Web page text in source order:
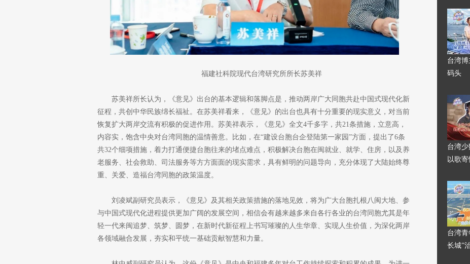
福建社科院现代台湾研究所所长苏美祥
苏美祥所长认为，《意见》出台的基本逻辑和落脚点是，推动两岸广大同胞共赴中国式现代化新
征程，共创中华民族绵长福祉。在苏美祥看来，《意见》的出台也具有十分重要的现实意义，对当前
恢复扩大两岸交流有积极的促进作用。苏美祥表示，《意见》全文4千多字，共21条措施，立意高，
内容实，饱含中央对台湾同胞的温情善意。比如，在“建设台胞台企登陆第一家园”方面，提出了6条
共32个细项措施，着力打通便捷台胞往来的堵点难点，积极解决台胞在闽就业、就学、住房，以及养
老服务、社会救助、司法服务等方方面面的现实需求，具有鲜明的问题导向，充分体现了大陆始终尊
重、关爱、造福台湾同胞的政策温度。
刘凌斌副研究员表示，《意见》及其相关政策措施的落地见效，将为广大台胞扎根八闽大地、参
与中国式现代化进程提供更加广阔的发展空间，相信会有越来越多来自各行各业的台湾同胞尤其是年
轻一代来闽追梦、筑梦、圆梦，在新时代新征程上书写璀璨的人生华章、实现人生价值，为深化两岸
各领域融合发展，夯实和平统一基础贡献智慧和力量。
台湾博
码头
台湾
以歌寄
台湾青
长城”